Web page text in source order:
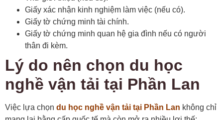
Giấy xác nhận kinh nghiệm làm việc (nếu có).
Giấy tờ chứng minh tài chính.
Giấy tờ chứng minh quan hệ gia đình nếu có người
thân đi kèm.
Lý do nên chọn du học
nghề vận tải tại Phần Lan
Việc lựa chọn du học nghề vận tải tại Phần Lan không chỉ